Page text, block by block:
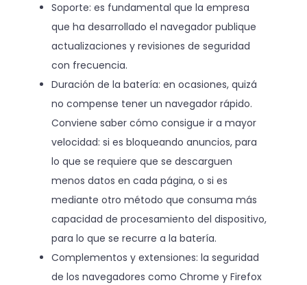
Soporte: es fundamental que la empresa
que ha desarrollado el navegador publique
actualizaciones y revisiones de seguridad
con frecuencia.
Duración de la batería: en ocasiones, quizá
no compense tener un navegador rápido.
Conviene saber cómo consigue ir a mayor
velocidad: si es bloqueando anuncios, para
lo que se requiere que se descarguen
menos datos en cada página, o si es
mediante otro método que consuma más
capacidad de procesamiento del dispositivo,
para lo que se recurre a la batería.
Complementos y extensiones: la seguridad
de los navegadores como Chrome y Firefox